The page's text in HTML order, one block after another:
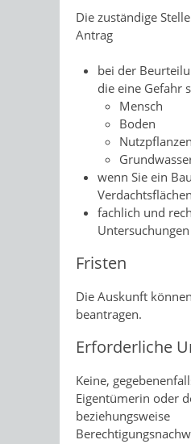
Die zuständige
Antrag
bei der
die eine Gefahr
Mensch
Boden
Nutzpflanzen
wenn Sie ein
fachlich und
Fristen
Die Auskunft
beantragen.
Erforderliche
Keine,
Eigentümerin oder
beziehungsweise